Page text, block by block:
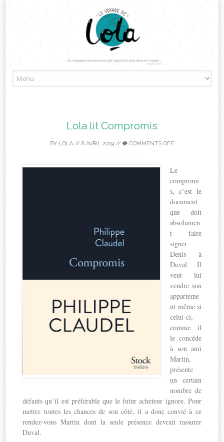
to
Lola lit Compromis
BY LOLA // 8 AVRIL 2019 // COMMENTS OFF
Le
compromi
s, c’est le
document
que doit
absolumen
t faire
signer
Denis à
Duval. Il
veut lui
vendre son
apparteme
nt même si
celui-ci,
comme il
le concède
à son ami
Martin,
présente
un certain
nombre de
défauts qu’il est préférable que le futur acheteur ignore. Pour
mettre toutes les chances de son côté, il a donc convié à ce
rendez-vous Martin dont la seule présence devrait rassurer
Duval.